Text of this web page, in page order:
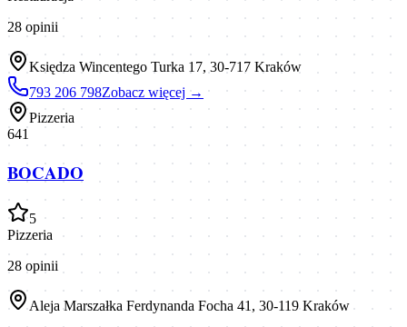
28 opinii
Księdza Wincentego Turka 17, 30-717 Kraków
793 206 798Zobacz więcej →
Pizzeria
641
BOCADO
5
Pizzeria
28 opinii
Aleja Marszałka Ferdynanda Focha 41, 30-119 Kraków